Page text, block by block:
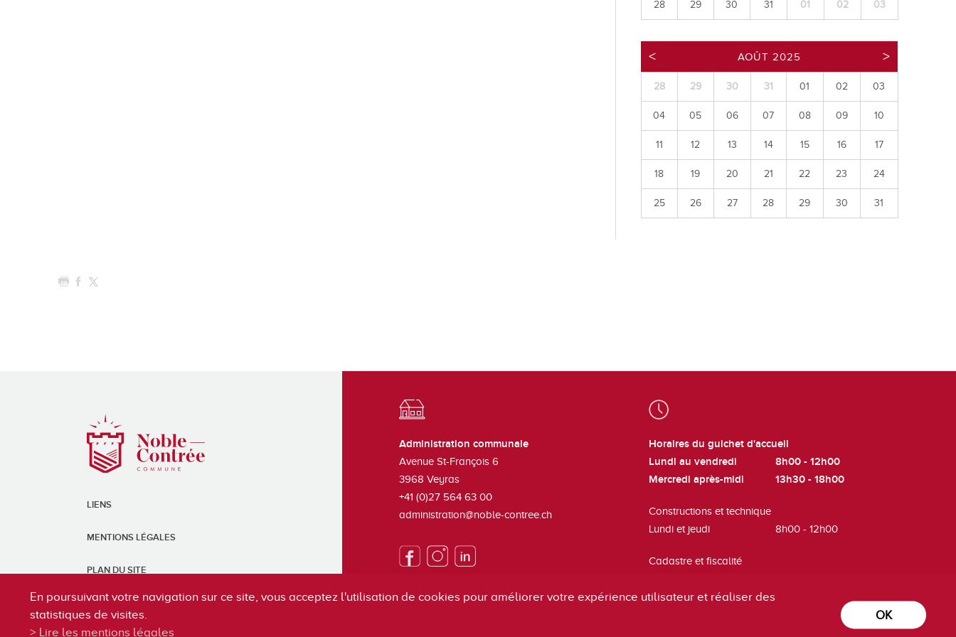
Déchetteries
Annuaire communal
Réservation de salles
28 29 30 31 01 02 03
AOÛT 2025
28 29 30 31 01 02 03
04 05 06 07 08 09 10
11 12 13 14 15 16 17
18 19 20 21 22 23 24
25 26 27 28 29 30 31
LIENS
MENTIONS LÉGALES
PLAN DU SITE
Administration communale
Avenue St-François 6
3968 Veyras
+41 (0)27 564 63 00
administration@noble-contree.ch
S'inscrire à la newsletter
Horaires du guichet d'accueil
Lundi au vendredi
8h00 - 12h00
Mercredi après-midi
13h30 - 18h00
Constructions et technique
Lundi et jeudi
8h00 - 12h00
Cadastre et fiscalité
En poursuivant votre navigation sur ce site, vous acceptez l'utilisation de cookies pour améliorer votre expérience utilisateur et réaliser des
statistiques de visites.
Lire les mentions légales
OK